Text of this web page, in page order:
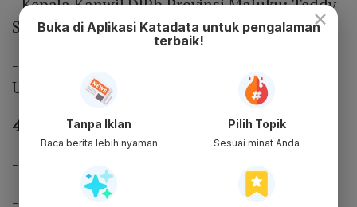
- Kepala Kanwil DJPb Provinsi Maluku: Teddy
Suhartadi Permadi
- Kepala Kanwil DJPb Provinsi Kalimantan
Utara: Sakop
4. Direktorat Jenderal Kekayaan Negara
- Kepala Kanwil DJKN Aceh: Nofiansyah
- Kepala Kanwil DJKN Papua, Papua Barat,
×
Buka di Aplikasi Katadata untuk pengalaman
terbaik!
Tanpa Iklan
Baca berita lebih nyaman
Pilih Topik
Sesuai minat Anda